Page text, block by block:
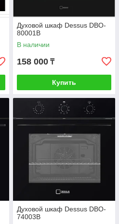
Духовой шкаф Dessus DBO-
80001B
В наличии
158 000 ₸
Купить
Духовой шкаф Dessus DBO-
74003B